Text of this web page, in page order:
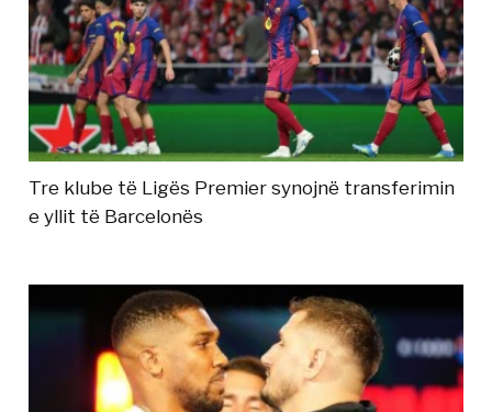
Tre klube të Ligës Premier synojnë transferimin
e yllit të Barcelonës